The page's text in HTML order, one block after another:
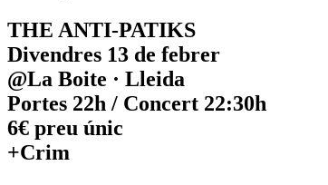
THE ANTI-PATIKS
Divendres 13 de febrer
@La Boite · Lleida
Portes 22h / Concert 22:30h
6€ preu únic
+Crim